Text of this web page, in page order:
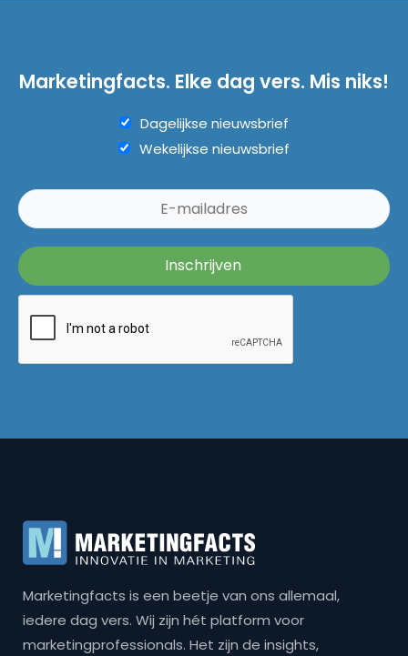
Marketingfacts. Elke dag vers. Mis niks!
Dagelijkse nieuwsbrief
Wekelijkse nieuwsbrief
Marketingfacts is een beetje van ons allemaal,
iedere dag vers. Wij zijn hét platform voor
marketingprofessionals. Het zijn de insights,